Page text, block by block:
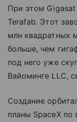
При этом
Terafab. Этот
млн квадратных
больше, чем
под него уже
Вайоминге LLC,
Создание
планы SpaceX по